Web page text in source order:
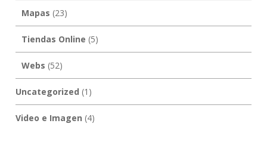
Mapas (23)
Tiendas Online (5)
Webs (52)
Uncategorized (1)
Video e Imagen (4)